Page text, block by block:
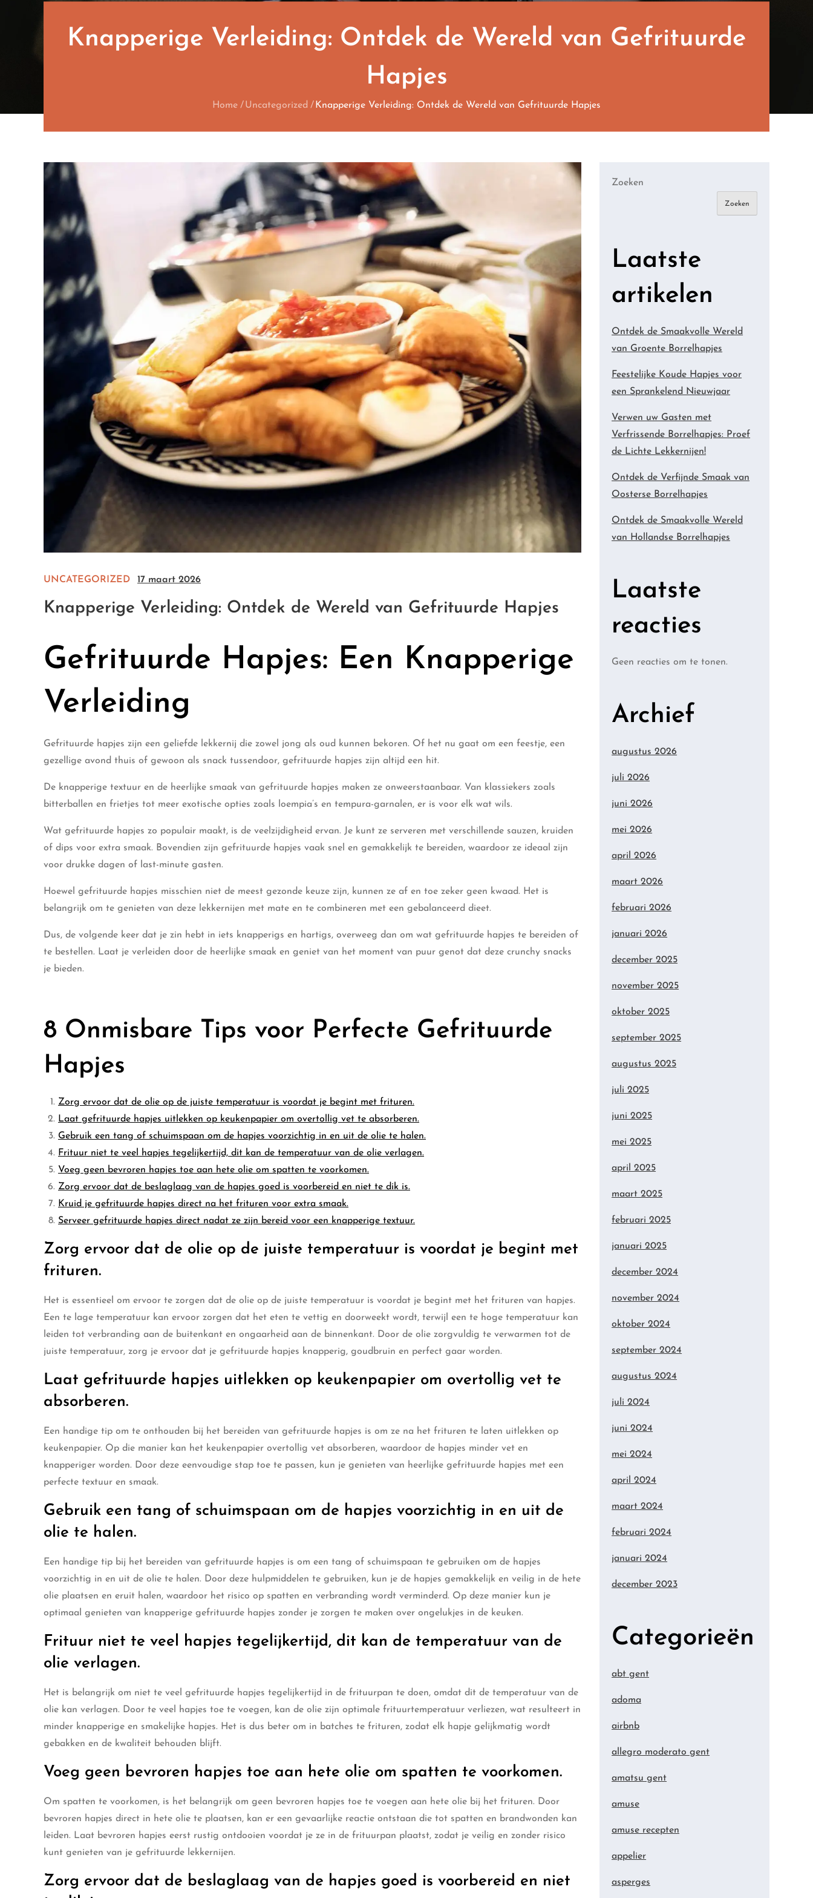
Knapperige Verleiding: Ontdek de Wereld van Gefrituurde
Hapjes
Home Uncategorized Knapperige Verleiding: Ontdek de Wereld van Gefrituurde Hapjes
UNCATEGORIZED 17 maart 2026
Knapperige Verleiding: Ontdek de Wereld van Gefrituurde Hapjes
Gefrituurde Hapjes: Een Knapperige
Verleiding
Gefrituurde hapjes zijn een geliefde lekkernij die zowel jong als oud kunnen bekoren. Of het nu gaat om een feestje, een
gezellige avond thuis of gewoon als snack tussendoor, gefrituurde hapjes zijn altijd een hit.
De knapperige textuur en de heerlijke smaak van gefrituurde hapjes maken ze onweerstaanbaar. Van klassiekers zoals
bitterballen en frietjes tot meer exotische opties zoals loempia’s en tempura-garnalen, er is voor elk wat wils.
Wat gefrituurde hapjes zo populair maakt, is de veelzijdigheid ervan. Je kunt ze serveren met verschillende sauzen, kruiden
of dips voor extra smaak. Bovendien zijn gefrituurde hapjes vaak snel en gemakkelijk te bereiden, waardoor ze ideaal zijn
voor drukke dagen of last-minute gasten.
Hoewel gefrituurde hapjes misschien niet de meest gezonde keuze zijn, kunnen ze af en toe zeker geen kwaad. Het is
belangrijk om te genieten van deze lekkernijen met mate en te combineren met een gebalanceerd dieet.
Dus, de volgende keer dat je zin hebt in iets knapperigs en hartigs, overweeg dan om wat gefrituurde hapjes te bereiden of
te bestellen. Laat je verleiden door de heerlijke smaak en geniet van het moment van puur genot dat deze crunchy snacks
je bieden.
8 Onmisbare Tips voor Perfecte Gefrituurde
Hapjes
Zorg ervoor dat de olie op de juiste temperatuur is voordat je begint met frituren.
Laat gefrituurde hapjes uitlekken op keukenpapier om overtollig vet te absorberen.
Gebruik een tang of schuimspaan om de hapjes voorzichtig in en uit de olie te halen.
Frituur niet te veel hapjes tegelijkertijd, dit kan de temperatuur van de olie verlagen.
Voeg geen bevroren hapjes toe aan hete olie om spatten te voorkomen.
Zorg ervoor dat de beslaglaag van de hapjes goed is voorbereid en niet te dik is.
Kruid je gefrituurde hapjes direct na het frituren voor extra smaak.
Serveer gefrituurde hapjes direct nadat ze zijn bereid voor een knapperige textuur.
Zorg ervoor dat de olie op de juiste temperatuur is voordat je begint met
frituren.
Het is essentieel om ervoor te zorgen dat de olie op de juiste temperatuur is voordat je begint met het frituren van hapjes.
Een te lage temperatuur kan ervoor zorgen dat het eten te vettig en doorweekt wordt, terwijl een te hoge temperatuur kan
leiden tot verbranding aan de buitenkant en ongaarheid aan de binnenkant. Door de olie zorgvuldig te verwarmen tot de
juiste temperatuur, zorg je ervoor dat je gefrituurde hapjes knapperig, goudbruin en perfect gaar worden.
Laat gefrituurde hapjes uitlekken op keukenpapier om overtollig vet te
absorberen.
Een handige tip om te onthouden bij het bereiden van gefrituurde hapjes is om ze na het frituren te laten uitlekken op
keukenpapier. Op die manier kan het keukenpapier overtollig vet absorberen, waardoor de hapjes minder vet en
knapperiger worden. Door deze eenvoudige stap toe te passen, kun je genieten van heerlijke gefrituurde hapjes met een
perfecte textuur en smaak.
Gebruik een tang of schuimspaan om de hapjes voorzichtig in en uit de
olie te halen.
Een handige tip bij het bereiden van gefrituurde hapjes is om een tang of schuimspaan te gebruiken om de hapjes
voorzichtig in en uit de olie te halen. Door deze hulpmiddelen te gebruiken, kun je de hapjes gemakkelijk en veilig in de hete
olie plaatsen en eruit halen, waardoor het risico op spatten en verbranding wordt verminderd. Op deze manier kun je
optimaal genieten van knapperige gefrituurde hapjes zonder je zorgen te maken over ongelukjes in de keuken.
Frituur niet te veel hapjes tegelijkertijd, dit kan de temperatuur van de
olie verlagen.
Het is belangrijk om niet te veel gefrituurde hapjes tegelijkertijd in de frituurpan te doen, omdat dit de temperatuur van de
olie kan verlagen. Door te veel hapjes toe te voegen, kan de olie zijn optimale frituurtemperatuur verliezen, wat resulteert in
minder knapperige en smakelijke hapjes. Het is dus beter om in batches te frituren, zodat elk hapje gelijkmatig wordt
gebakken en de kwaliteit behouden blijft.
Voeg geen bevroren hapjes toe aan hete olie om spatten te voorkomen.
Om spatten te voorkomen, is het belangrijk om geen bevroren hapjes toe te voegen aan hete olie bij het frituren. Door
bevroren hapjes direct in hete olie te plaatsen, kan er een gevaarlijke reactie ontstaan die tot spatten en brandwonden kan
leiden. Laat bevroren hapjes eerst rustig ontdooien voordat je ze in de frituurpan plaatst, zodat je veilig en zonder risico
kunt genieten van je gefrituurde lekkernijen.
Zorg ervoor dat de beslaglaag van de hapjes goed is voorbereid en niet
Zoeken
Zoeken
Laatste
artikelen
Ontdek de Smaakvolle Wereld
van Groente Borrelhapjes
Feestelijke Koude Hapjes voor
een Sprankelend Nieuwjaar
Verwen uw Gasten met
Verfrissende Borrelhapjes: Proef
de Lichte Lekkernijen!
Ontdek de Verfijnde Smaak van
Oosterse Borrelhapjes
Ontdek de Smaakvolle Wereld
van Hollandse Borrelhapjes
Laatste
reacties
Geen reacties om te tonen.
Archief
augustus 2026
juli 2026
juni 2026
mei 2026
april 2026
maart 2026
februari 2026
januari 2026
december 2025
november 2025
oktober 2025
september 2025
augustus 2025
juli 2025
juni 2025
mei 2025
april 2025
maart 2025
februari 2025
januari 2025
december 2024
november 2024
oktober 2024
september 2024
augustus 2024
juli 2024
juni 2024
mei 2024
april 2024
maart 2024
februari 2024
januari 2024
december 2023
Categorieën
abt gent
adoma
airbnb
allegro moderato gent
amatsu gent
amuse
amuse recepten
appelier
asperges